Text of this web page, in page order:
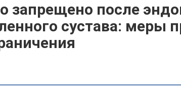
запрещено после
сустава: меры